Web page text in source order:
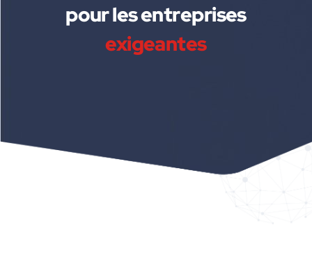
pour les entreprises
exigeantes